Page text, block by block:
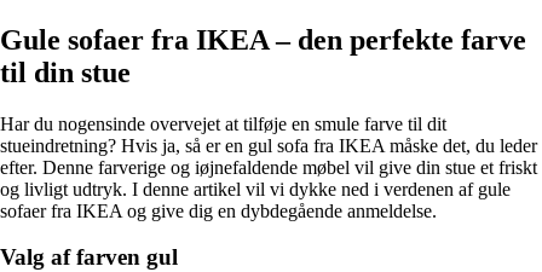
Gule sofaer fra IKEA – den perfekte farve
til din stue
Har du nogensinde overvejet at tilføje en smule farve til dit
stueindretning? Hvis ja, så er en gul sofa fra IKEA måske det, du leder
efter. Denne farverige og iøjnefaldende møbel vil give din stue et friskt
og livligt udtryk. I denne artikel vil vi dykke ned i verdenen af gule
sofaer fra IKEA og give dig en dybdegående anmeldelse.
Valg af farven gul